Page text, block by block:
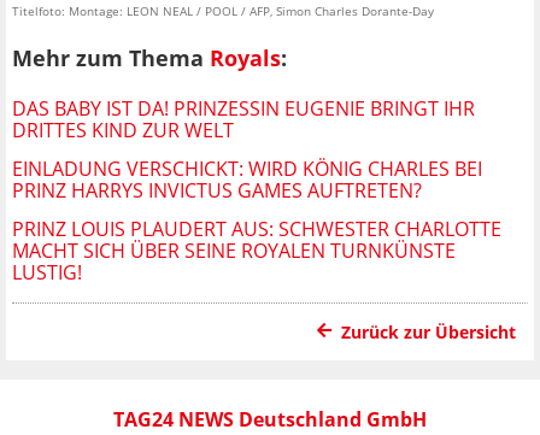
Titelfoto: Montage: LEON NEAL / POOL / AFP, Simon Charles Dorante-Day
Mehr zum Thema Royals:
DAS BABY IST DA! PRINZESSIN EUGENIE BRINGT IHR
DRITTES KIND ZUR WELT
EINLADUNG VERSCHICKT: WIRD KÖNIG CHARLES BEI
PRINZ HARRYS INVICTUS GAMES AUFTRETEN?
PRINZ LOUIS PLAUDERT AUS: SCHWESTER CHARLOTTE
MACHT SICH ÜBER SEINE ROYALEN TURNKÜNSTE
LUSTIG!
Zurück zur Übersicht
TAG24 NEWS Deutschland GmbH